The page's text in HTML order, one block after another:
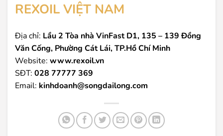
REXOIL VIỆT NAM
Địa chỉ: Lầu 2 Tòa nhà VinFast D1, 135 – 139 Đồng
Văn Cống, Phường Cát Lái, TP.Hồ Chí Minh
Website: www.rexoil.vn
SĐT: 028 77777 369
Email: kinhdoanh@songdailong.com